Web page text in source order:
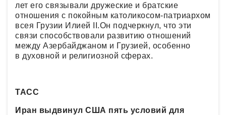
лет его связывали дружеские и братские
отношения с покойным католикосом-патриархом
всея Грузии Илией II.Он подчеркнул, что эти
связи способствовали развитию отношений
между Азербайджаном и Грузией, особенно
в духовной и религиозной сферах.
ТАСС
Иран выдвинул США пять условий для